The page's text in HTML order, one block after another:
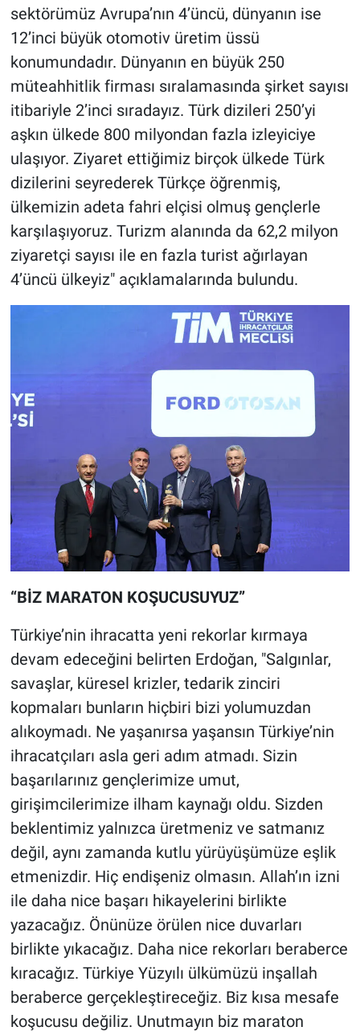
sektörümüz Avrupa’nın 4’üncü, dünyanın ise
12’inci büyük otomotiv üretim üssü
konumundadır. Dünyanın en büyük 250
müteahhitlik firması sıralamasında şirket sayısı
itibariyle 2’inci sıradayız. Türk dizileri 250’yi
aşkın ülkede 800 milyondan fazla izleyiciye
ulaşıyor. Ziyaret ettiğimiz birçok ülkede Türk
dizilerini seyrederek Türkçe öğrenmiş,
ülkemizin adeta fahri elçisi olmuş gençlerle
karşılaşıyoruz. Turizm alanında da 62,2 milyon
ziyaretçi sayısı ile en fazla turist ağırlayan
4’üncü ülkeyiz" açıklamalarında bulundu.
“BİZ MARATON KOŞUCUSUYUZ”
Türkiye’nin ihracatta yeni rekorlar kırmaya
devam edeceğini belirten Erdoğan, "Salgınlar,
savaşlar, küresel krizler, tedarik zinciri
kopmaları bunların hiçbiri bizi yolumuzdan
alıkoymadı. Ne yaşanırsa yaşansın Türkiye’nin
ihracatçıları asla geri adım atmadı. Sizin
başarılarınız gençlerimize umut,
girişimcilerimize ilham kaynağı oldu. Sizden
beklentimiz yalnızca üretmeniz ve satmanız
değil, aynı zamanda kutlu yürüyüşümüze eşlik
etmenizdir. Hiç endişeniz olmasın. Allah’ın izni
ile daha nice başarı hikayelerini birlikte
yazacağız. Önünüze örülen nice duvarları
birlikte yıkacağız. Daha nice rekorları beraberce
kıracağız. Türkiye Yüzyılı ülkümüzü inşallah
beraberce gerçekleştireceğiz. Biz kısa mesafe
koşucusu değiliz. Unutmayın biz maraton